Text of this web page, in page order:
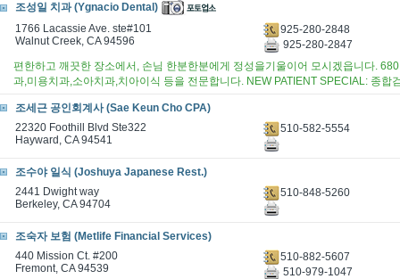
조성일 치과 (Ygnacio Dental)
1766 Lacassie Ave. ste#101
Walnut Creek, CA 94596
925-280-2848
925-280-2847
편한하고 깨끗한 장소에서, 손님 한분한분에게 정성을기울이어 모시겠읍니다.
과,미용치과,소아치과,치아이식 등을 전문합니다. NEW PATIENT SPECIAL: 종합
조세근 공인회계사 (Sae Keun Cho CPA)
22320 Foothill Blvd Ste322
Hayward, CA 94541
510-582-5554
조수야 일식 (Joshuya Japanese Rest.)
2441 Dwight way
Berkeley, CA 94704
510-848-5260
조숙자 보험 (Metlife Financial Services)
440 Mission Ct. #200
Fremont, CA 94539
510-882-5607
510-979-1047